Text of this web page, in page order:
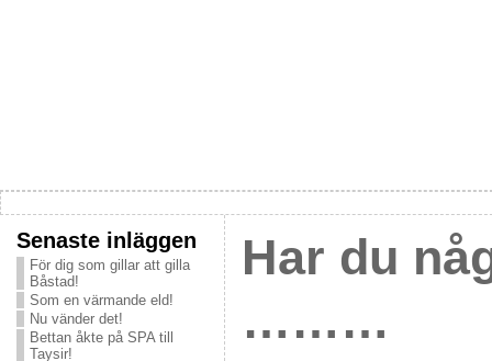
Senaste inläggen
För dig som gillar att gilla
Båstad!
Som en värmande eld!
Nu vänder det!
Bettan åkte på SPA till
Taysir!
Har du
………